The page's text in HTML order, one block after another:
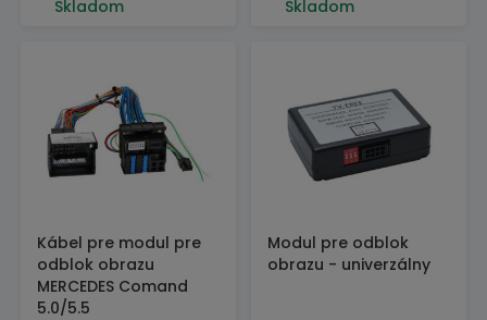
Skladom Skladom
Kábel pre modul pre
odblok obrazu
MERCEDES Comand
5.0/5.5
Modul pre odblok
obrazu - univerzálny